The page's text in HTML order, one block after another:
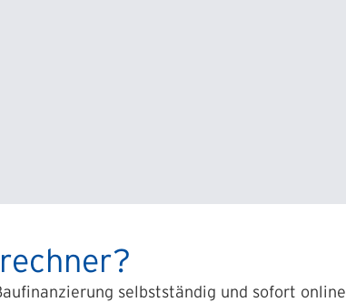
selbstständig und sofort online